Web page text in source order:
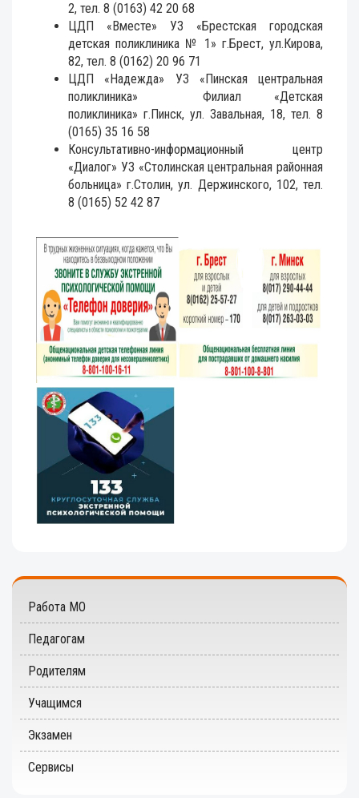
2, тел. 8 (0163) 42 20 68
ЦДП «Вместе» УЗ «Брестская городская
детская поликлиника № 1» г.Брест, ул.Кирова,
82, тел. 8 (0162) 20 96 71
ЦДП «Надежда» УЗ «Пинская центральная
поликлиника» Филиал «Детская
поликлиника» г.Пинск, ул. Завальная, 18, тел. 8
(0165) 35 16 58
Консультативно-информационный центр
«Диалог» УЗ «Столинская центральная районная
больница» г.Столин, ул. Держинского, 102, тел.
8 (0165) 52 42 87
Работа МО
Педагогам
Родителям
Учащимся
Экзамен
Сервисы